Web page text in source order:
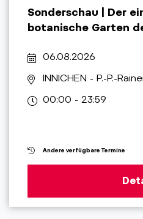
Sonderschau | Der
botanische Garten
06.08.2026
INNICHEN - P.-P.-
00:00 - 23:59
Andere verfügbare Termine